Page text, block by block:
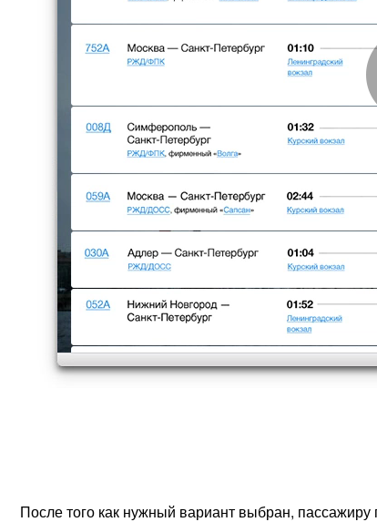
После того как нужный вариант выбран,